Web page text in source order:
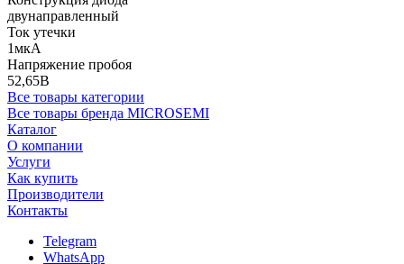
двунаправленный
Ток утечки
1мкА
Напряжение пробоя
52,65В
Все товары категории
Все товары бренда MICROSEMI
Каталог
О компании
Услуги
Как купить
Производители
Контакты
Telegram
WhatsApp